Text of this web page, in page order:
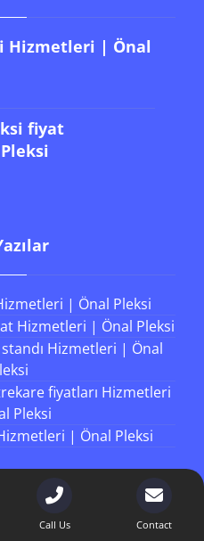
Hizmetleri | Önal
fiyat
| Önal Pleksi
Hizmetleri | Önal Pleksi
Hizmetleri | Önal
fiyatları Hizmetleri
Pleksi
| Önal Pleksi
Hours
Call Us Contact